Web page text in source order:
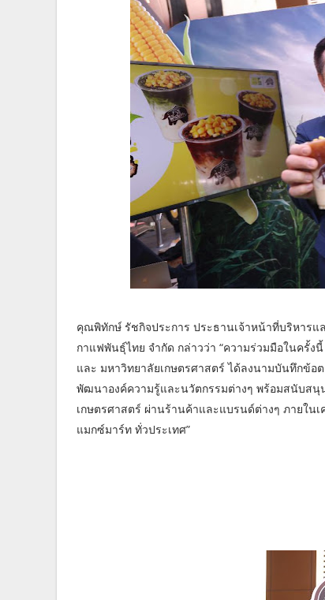
คุณพิทักษ์ รัชกิจประการ ประธานเจ้าหน้าที่บริหาร
กาแฟพันธุ์ไทย จำกัด กล่าวว่า “ความร่วมมือในครั้ง
และ มหาวิทยาลัยเกษตรศาสตร์ ได้ลงนามบันทึกข้อ
พัฒนาองค์ความรู้และนวัตกรรมต่างๆ พร้อมสนับสนุ
เกษตรศาสตร์ ผ่านร้านค้าและแบรนด์ต่างๆ ภายใ
แมกซ์มาร์ท ทั่วประเทศ”